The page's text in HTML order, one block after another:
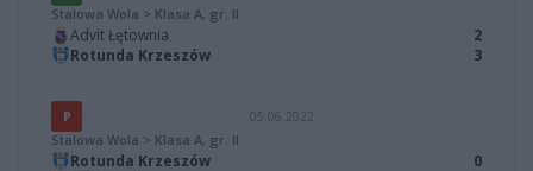
Stalowa Wola > Klasa A, gr. II
Advit Łętownia
2
Rotunda Krzeszów
3
P 05.06.2022
Stalowa Wola > Klasa A, gr. II
Rotunda Krzeszów
0